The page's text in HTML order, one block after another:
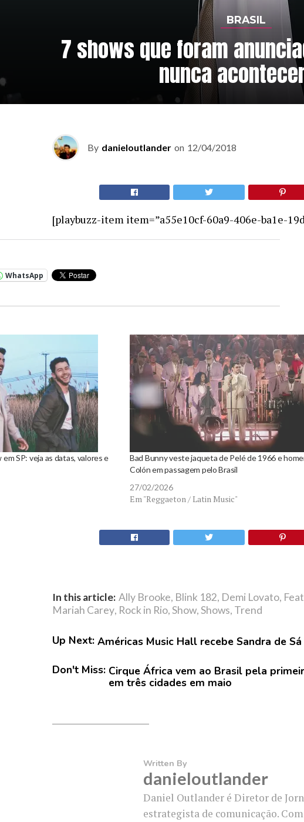
BRASIL
7 shows que foram
nunca
By danieloutlander on 12/04/2018
[playbuzz-item item=”a55e10cf-60a9-406e-ba1e-
WhatsApp
SP: veja as datas, valores e
Bad Bunny veste jaqueta de Pelé de 1966 e
Colón em passagem pelo Brasil
27/02/2026
Em "Reggaeton / Latin Music"
In this article: Ally Brooke, Blink 182, Demi Lovato,
Mariah Carey, Rock in Rio,Show,Shows, Trend
Up Next: Américas Music Hall recebe Sandra de
Don't Miss: Cirque África vem ao Brasil pela
em três cidades em maio
Written By
danieloutlander
Daniel Outlander é Diretor de
estrategista de comunicação.